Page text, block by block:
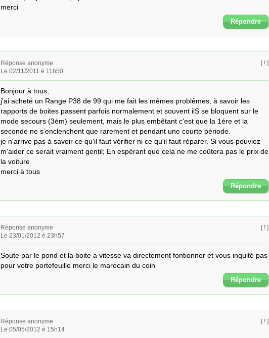
merci
Répondre
Réponse anonyme
Le 02/11/2011 é 11h50
[ ! ]
Bonjour à tous,
j'ai acheté un Range P38 de 99 qui me fait les mêmes problèmes; à savoir les
rapports de boites passent parfois normalement et souvent ilS se bloquent sur le
mode secours (3èm) seulement, mais le plus embêtant c'est que la 1ére et la
seconde ne s’enclenchent que rarement et pendant une courte période.
je n'arrive pas à savoir ce qu'il faut vérifier ni ce qu'il faut réparer. Si vous pouviez
m'aider ce serait vraiment gentil; En espérant que cela ne me coûtera pas le prix de
la voiture
merci à tous
Répondre
Réponse anonyme
Le 23/01/2012 é 23h57
[ ! ]
Soute par le pond et la boite a vitesse va directement fontionner et vous inquité pas
pour votre portefeuille merci le marocain du coin
Répondre
Réponse anonyme
Le 05/05/2012 é 15h14
[ ! ]